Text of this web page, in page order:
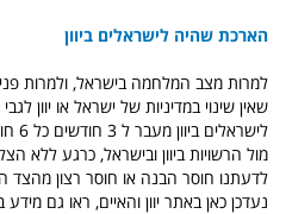
הארכת שהיה לישראלים ביוון
למרות מצב המלחמה בישראל, ולמרות
שאין שינוי במדיניות של ישראל או יוון
מול הרשויות ביוון ובישראל, כרגע
לדעתנו חוסר הבנה או חוסר רצון מהצד
נעדכן כאן באתר יוון והאיים, ראו גם מידע